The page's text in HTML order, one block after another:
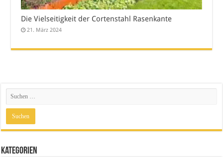
Die Vielseitigkeit der Cortenstahl Rasenkante
21. März 2024
Kategorien